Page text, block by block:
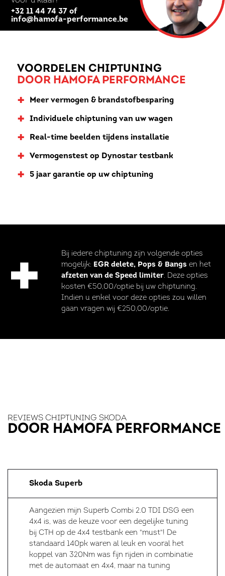
+32 11 44 74 37 of
info@hamofa-performance.be
VOORDELEN CHIPTUNING
DOOR HAMOFA PERFORMANCE
+ Meer vermogen & brandstofbesparing
+ Individuele chiptuning van uw wagen
+ Real-time beelden tijdens installatie
+ Vermogenstest op Dynostar testbank
+ 5 jaar garantie op uw chiptuning
Bij iedere chiptuning zijn volgende opties
mogelijk: EGR delete, Pops & Bangs en het
afzeten van de Speed limiter. Deze opties
kosten €50,00/optie bij uw chiptuning.
Indien u enkel voor deze opties zou willen
gaan vragen wij €250,00/optie.
REVIEWS CHIPTUNING SKODA
DOOR HAMOFA PERFORMANCE
Skoda Superb
Aangezien mijn Superb Combi 2.0 TDI DSG een
4x4 is, was de keuze voor een degelijke tuning
bij CTH op de 4x4 testbank een "must"! De
standaard 140pk waren al leuk en vooral het
koppel van 320Nm was fijn rijden in combinatie
met de automaat en 4x4, maar na tuning